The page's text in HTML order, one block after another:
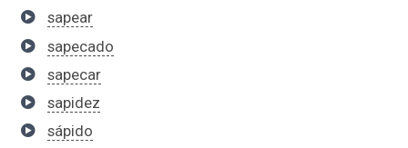
sapear
sapecado
sapecar
sapidez
sápido